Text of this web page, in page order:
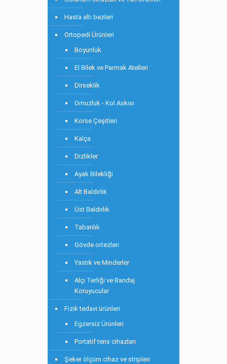
Hasta altı bezleri
Ortopedi Ürünleri
Boyunluk
El Bilek ve Parmak Atelleri
Dirseklik
Omuzluk - Kol Askısı
Korse Çeşitleri
Kalça
Dizlikler
Ayak Bilekliği
Alt Baldırlık
Üst Baldırlık
Tabanlık
Gövde ortezleri
Yastık ve Minderler
Alçı Terliği ve Bandaj
Koruyucular
Fizik tedavi ürünleri
Egzersiz Ürünleri
Portatif tens cihazları
Şeker ölçüm cihaz ve stripleri